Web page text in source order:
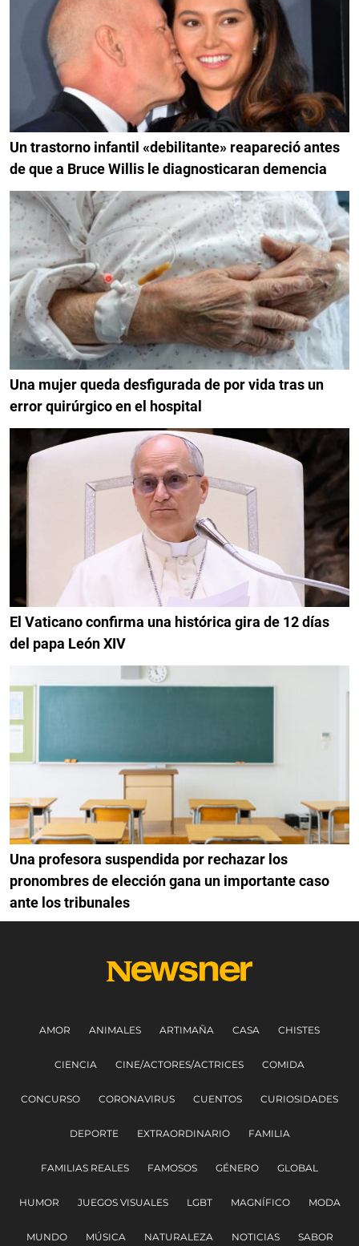
Un trastorno infantil «debilitante» reapareció antes
de que a Bruce Willis le diagnosticaran demencia
Una mujer queda desfigurada de por vida tras un
error quirúrgico en el hospital
El Vaticano confirma una histórica gira de 12 días
del papa León XIV
Una profesora suspendida por rechazar los
pronombres de elección gana un importante caso
ante los tribunales
AMOR ANIMALES ARTIMAÑA CASA CHISTES
CIENCIA CINE/ACTORES/ACTRICES COMIDA
CONCURSO CORONAVIRUS CUENTOS CURIOSIDADES
DEPORTE EXTRAORDINARIO FAMILIA
FAMILIAS REALES FAMOSOS GÉNERO GLOBAL
HUMOR JUEGOS VISUALES LGBT MAGNÍFICO MODA
MUNDO MÚSICA NATURALEZA NOTICIAS SABOR